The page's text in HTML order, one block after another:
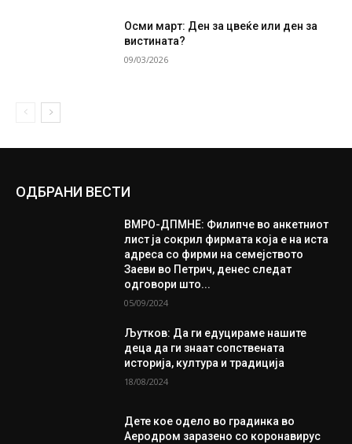
Осми март: Ден за цвеќе или ден за
вистината?
09/03/2026
ОДБРАНИ ВЕСТИ
ВМРО-ДПМНЕ: Филипче во анкетниот
лист ја сокрил фирмата која е на иста
адреса со фирми на семејството
Заеви во Петрич, денес следат
одговори што...
05/09/2024
Љутков: Да ги едуцираме нашите
деца да ги знаат сопствената
историја, култура и традиција
18/08/2024
Дете кое одело во градинка во
Аеродром заразено со коронавирус